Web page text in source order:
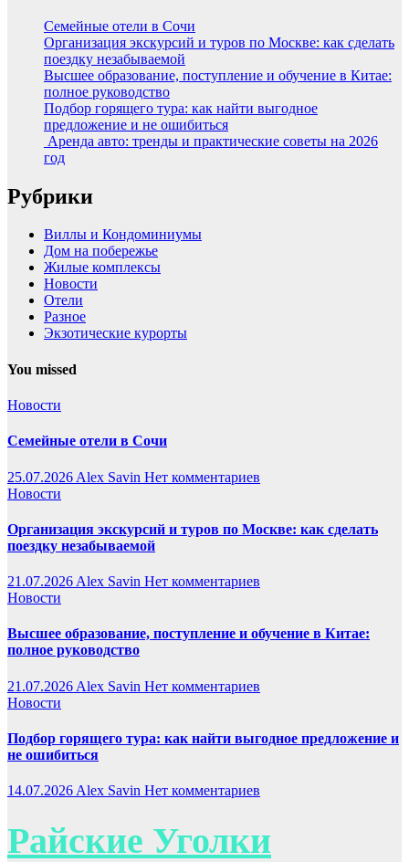
Семейные отели в Сочи
Организация экскурсий и туров по Москве: как сделать
поездку незабываемой
Высшее образование, поступление и обучение в Китае:
полное руководство
Подбор горящего тура: как найти выгодное
предложение и не ошибиться
Аренда авто: тренды и практические советы на 2026
год
Рубрики
Виллы и Кондоминиумы
Дом на побережье
Жилые комплексы
Новости
Отели
Разное
Экзотические курорты
You missed
Новости
Семейные отели в Сочи
25.07.2026 Alex Savin Нет комментариев
Новости
Организация экскурсий и туров по Москве: как сделать
поездку незабываемой
21.07.2026 Alex Savin Нет комментариев
Новости
Высшее образование, поступление и обучение в Китае:
полное руководство
21.07.2026 Alex Savin Нет комментариев
Новости
Подбор горящего тура: как найти выгодное предложение и
не ошибиться
14.07.2026 Alex Savin Нет комментариев
Райские Уголки